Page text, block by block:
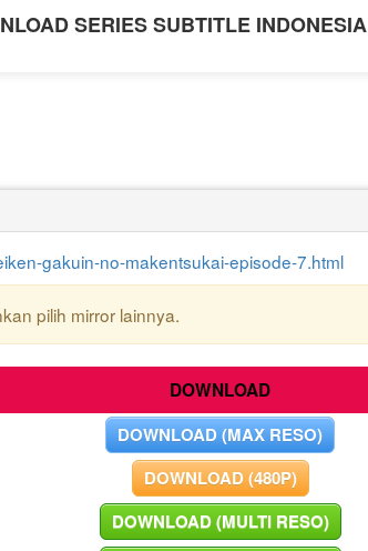
SERIES SUBTITLE INDONESIA
gakuin-no-makentsukai-episode-7.html
pilih mirror lainnya.
DOWNLOAD
DOWNLOAD (MAX RESO)
DOWNLOAD (480P)
DOWNLOAD (MULTI RESO)